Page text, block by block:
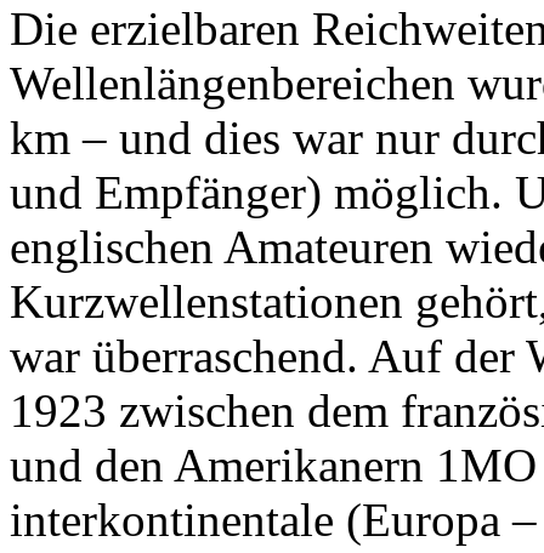
Die erzielbaren
Wellenlängenbereichen
km – und dies war nur
und Empfänger) möglich.
englischen Amateuren
Kurzwellenstationen
war überraschend. Auf der
1923 zwischen dem
und den Amerikanern
interkontinentale (Europa